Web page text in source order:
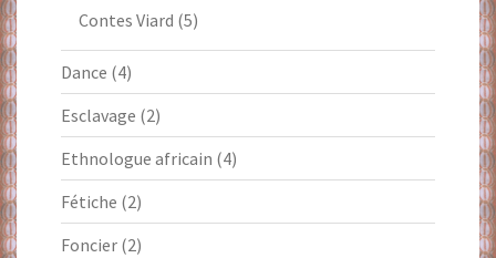
Contes Viard (5)
Dance (4)
Esclavage (2)
Ethnologue africain (4)
Fétiche (2)
Foncier (2)